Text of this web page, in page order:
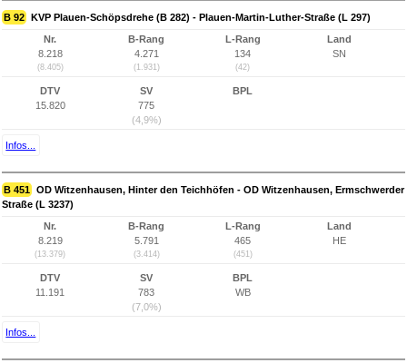
B 92 KVP Plauen-Schöpsdrehe (B 282) - Plauen-Martin-Luther-Straße (L 297)
Nr.
8.218
(8.405)
B-Rang
4.271
(1.931)
L-Rang
134
(42)
Land
SN
DTV
15.820
SV
775
(4,9%)
BPL
Infos...
B 451 OD Witzenhausen, Hinter den Teichhöfen - OD Witzenhausen, Ermschwerder
Straße (L 3237)
Nr.
8.219
(13.379)
B-Rang
5.791
(3.414)
L-Rang
465
(451)
Land
HE
DTV
11.191
SV
783
(7,0%)
BPL
WB
Infos...